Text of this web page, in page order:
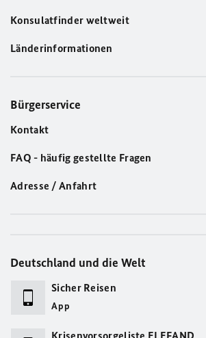
Konsulatfinder weltweit
Länderinformationen
Bürgerservice
Kontakt
FAQ - häufig gestellte Fragen
Adresse / Anfahrt
Deutschland und die Welt
Sicher Reisen
App